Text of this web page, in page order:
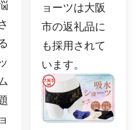
ョーツは大阪
市の返礼品に
も採用されて
います。